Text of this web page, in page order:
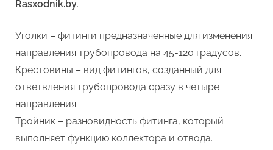
Rasxodnik.by.
Уголки – фитинги предназначенные для изменения
направления трубопровода на 45-120 градусов.
Крестовины – вид фитингов, созданный для
ответвления трубопровода сразу в четыре
направления.
Тройник – разновидность фитинга, который
выполняет функцию коллектора и отвода.